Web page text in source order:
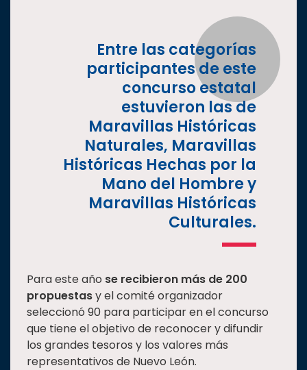
Internacionalización
Entre las categorías
participantes de este
concurso estatal
estuvieron las de
Maravillas Históricas
Naturales, Maravillas
Históricas Hechas por la
Mano del Hombre y
Maravillas Históricas
Culturales.
Para este año se recibieron más de 200
propuestasy el comité organizador
seleccionó 90 para participar en el concurso
que tiene el objetivo de reconocer y difundir
los grandes tesoros y los valores más
representativos de Nuevo León.